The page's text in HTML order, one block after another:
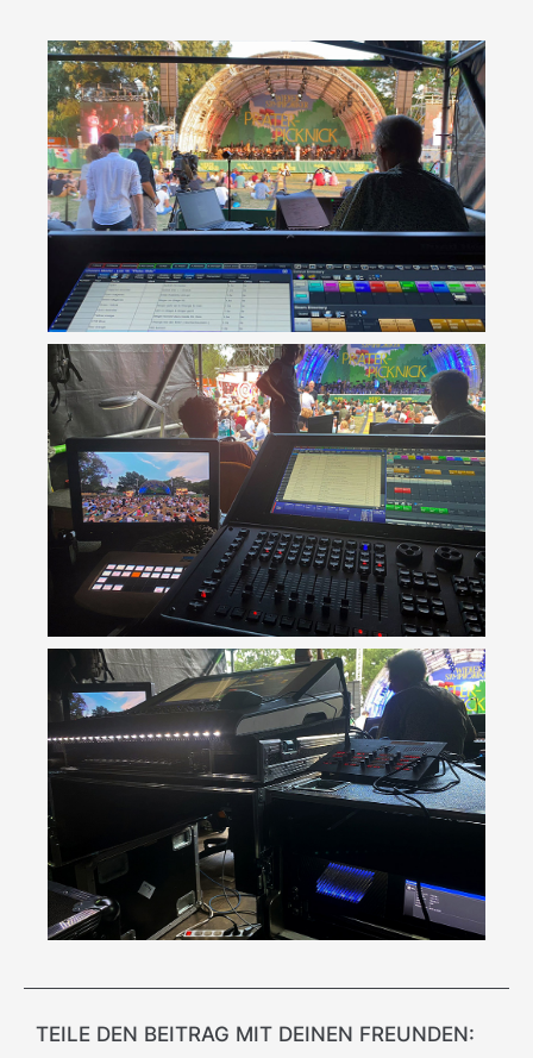
TEILE DEN BEITRAG MIT DEINEN FREUNDEN: